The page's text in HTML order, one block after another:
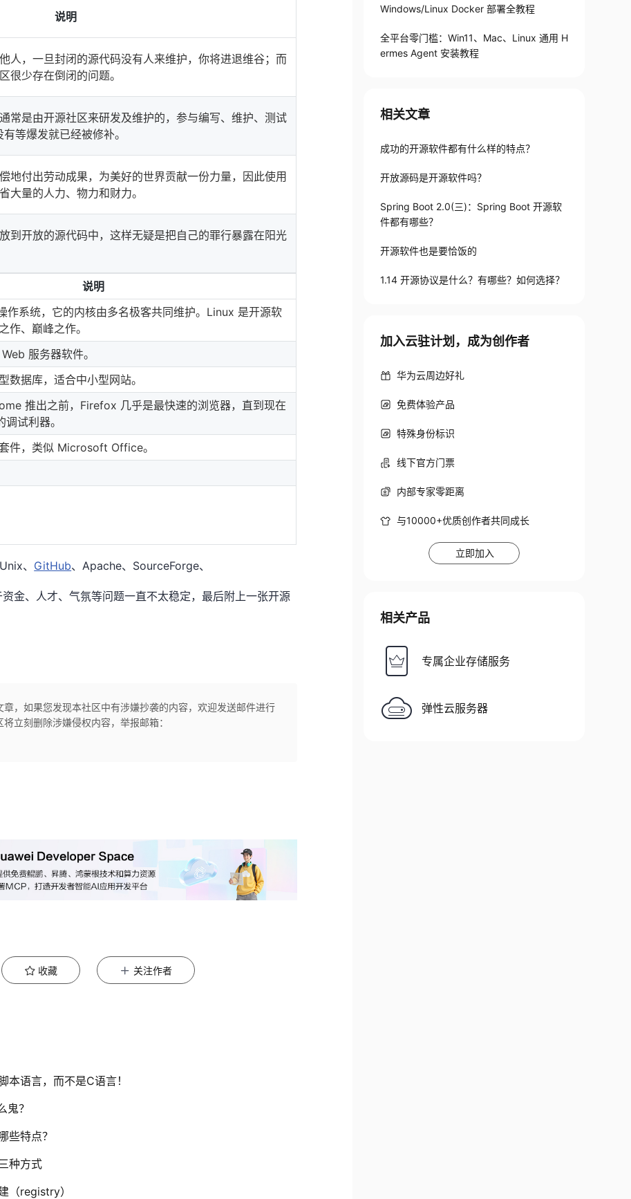
说明
人，一旦封闭的源代码没有人来维护，你将进退维谷；而
很少存在倒闭的问题。
常是由开源社区来研发及维护的，参与编写、维护、测试
等爆发就已经被修补。
地付出劳动成果，为美好的世界贡献一份力量，因此使用
大量的人力、物力和财力。
到开放的源代码中，这样无疑是把自己的罪行暴露在阳光
说明
作系统，它的内核由多名极客共同维护。Linux 是开源软
作、巅峰之作。
服务器软件。
数据库，适合中小型网站。
推出之前，Firefox 几乎是最快速的浏览器，直到现在
试利器。
件，类似 Microsoft Office。
、 GitHub、Apache、 SourceForge、
金、人才、气氛等问题一直不太稳定，最后附上一张开源
章，如果您发现本社区中有涉嫌抄袭的内容，欢迎发送邮件进行
立刻删除涉嫌侵权内容，举报邮箱：
收藏 关注作者
本语言，而不是C语言！
鬼？
些特点？
种方式
（registry）
Windows/Linux Docker 部署全教程
全平台零门槛：Win11、Mac、Linux 通用 H
ermes Agent 安装教程
相关文章
成功的开源软件都有什么样的特点？
开放源码是开源软件吗？
Spring Boot 2.0(三)：Spring Boot 开源软
件都有哪些？
开源软件也是要恰饭的
1.14 开源协议是什么？有哪些？如何选择？
加入云驻计划，成为创作者
华为云周边好礼
免费体验产品
特殊身份标识
线下官方门票
内部专家零距离
与10000+优质创作者共同成长
立即加入
相关产品
专属企业存储服务
弹性云服务器